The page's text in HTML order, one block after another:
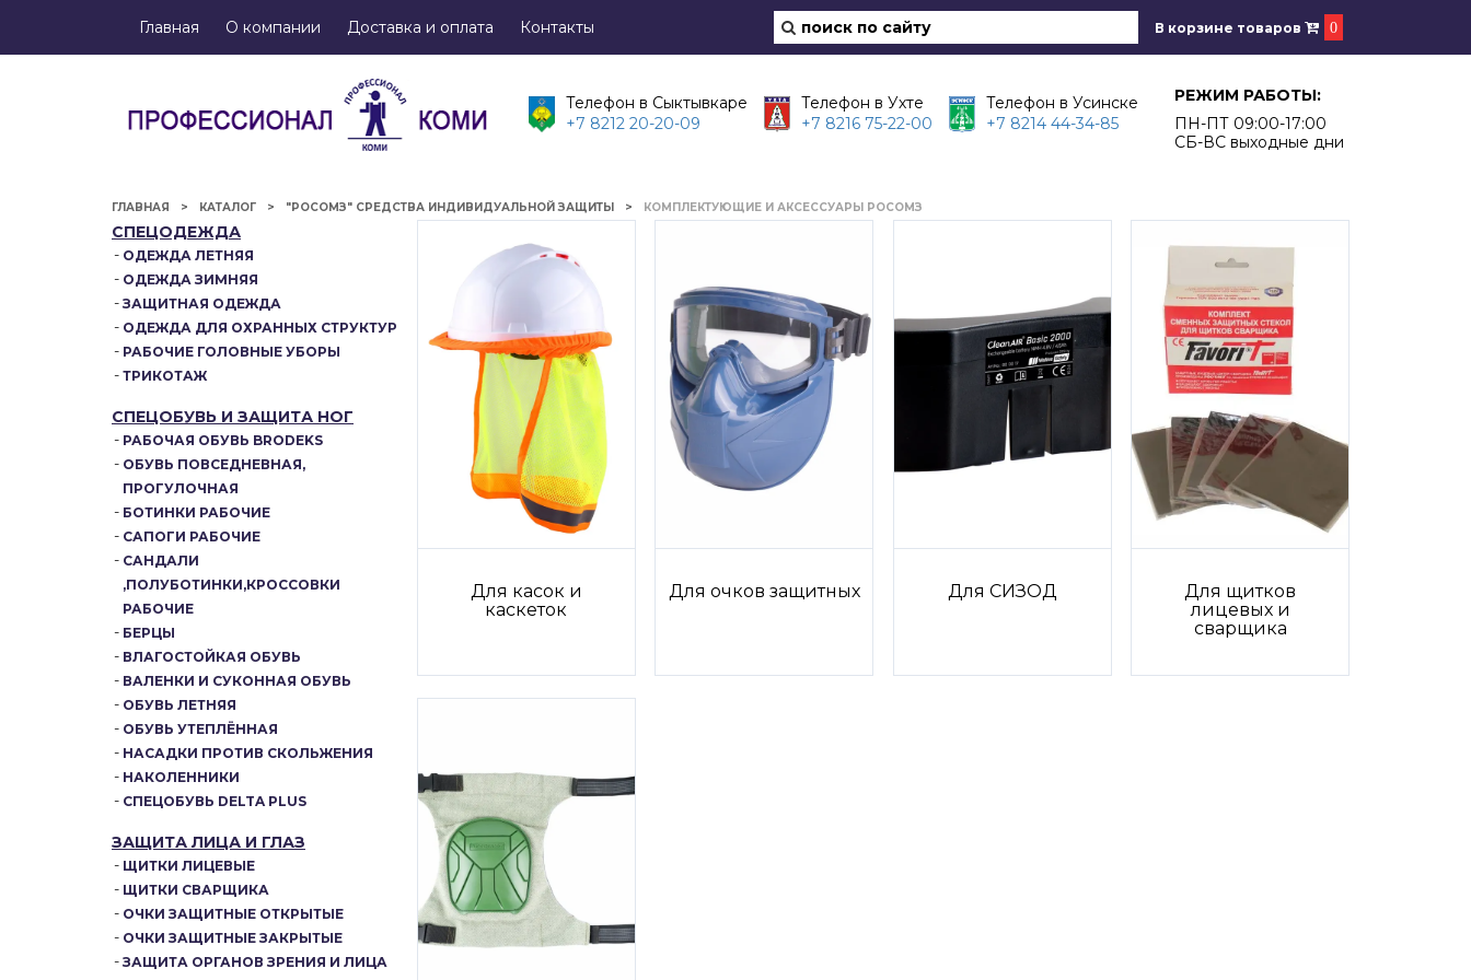
Главная О компании Доставка и оплата Контакты В корзине товаров 0
Телефон в Сыктывкаре
+7 8212 20-20-09
Телефон в Ухте
+7 8216 75-22-00
Телефон в Усинске
+7 8214 44-34-85
РЕЖИМ РАБОТЫ:
ПН-ПТ 09:00-17:00
СБ-ВС выходные дни
ГЛАВНАЯ КАТАЛОГ "РОСОМЗ" СРЕДСТВА ИНДИВИДУАЛЬНОЙ ЗАЩИТЫ КОМПЛЕКТУЮЩИЕ И АКСЕССУАРЫ РОСОМЗ
СПЕЦОДЕЖДА
ОДЕЖДА ЛЕТНЯЯ
ОДЕЖДА ЗИМНЯЯ
ЗАЩИТНАЯ ОДЕЖДА
ОДЕЖДА ДЛЯ ОХРАННЫХ СТРУКТУР
РАБОЧИЕ ГОЛОВНЫЕ УБОРЫ
ТРИКОТАЖ
СПЕЦОБУВЬ И ЗАЩИТА НОГ
РАБОЧАЯ ОБУВЬ BRODEKS
ОБУВЬ ПОВСЕДНЕВНАЯ,
ПРОГУЛОЧНАЯ
БОТИНКИ РАБОЧИЕ
САПОГИ РАБОЧИЕ
САНДАЛИ
,ПОЛУБОТИНКИ,КРОССОВКИ
РАБОЧИЕ
БЕРЦЫ
ВЛАГОСТОЙКАЯ ОБУВЬ
ВАЛЕНКИ И СУКОННАЯ ОБУВЬ
ОБУВЬ ЛЕТНЯЯ
ОБУВЬ УТЕПЛЁННАЯ
НАСАДКИ ПРОТИВ СКОЛЬЖЕНИЯ
НАКОЛЕННИКИ
СПЕЦОБУВЬ DELTA PLUS
ЗАЩИТА ЛИЦА И ГЛАЗ
ЩИТКИ ЛИЦЕВЫЕ
ЩИТКИ СВАРЩИКА
ОЧКИ ЗАЩИТНЫЕ ОТКРЫТЫЕ
ОЧКИ ЗАЩИТНЫЕ ЗАКРЫТЫЕ
ЗАЩИТА ОРГАНОВ ЗРЕНИЯ И ЛИЦА
Для касок и
каскеток
Для очков защитных Для СИЗОД
Для щитков
лицевых и
сварщика